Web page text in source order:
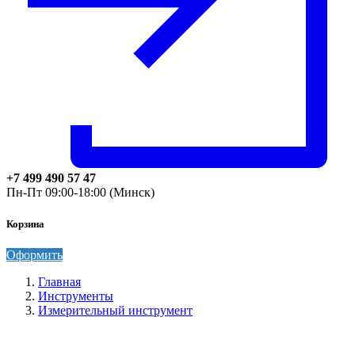
+7 499 490 57 47
Пн-Пт 09:00-18:00 (Минск)
Корзина
Оформить
Главная
Инструменты
Измерительный инструмент